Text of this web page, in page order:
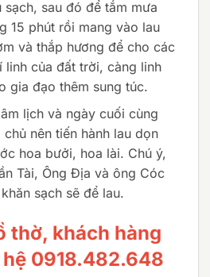
sau đó để tắm mưa
15 phút rồi mang vào lau
và thắp hương để cho các
linh của đất trời, càng linh
gia đạo thêm sung túc.
lịch và ngày cuối cùng
nên tiến hành lau dọn
hoa bưởi, hoa lài. Chú ý,
Tài, Ông Địa và ông Cóc
sạch sẽ để lau.
thờ, khách hàng
0918.482.648